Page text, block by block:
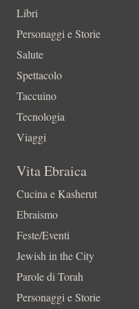
Libri
Personaggi e Storie
Salute
Spettacolo
Taccuino
Tecnologia
Viaggi
Vita Ebraica
Cucina e Kasherut
Ebraismo
Feste/Eventi
Jewish in the City
Parole di Torah
Personaggi e Storie